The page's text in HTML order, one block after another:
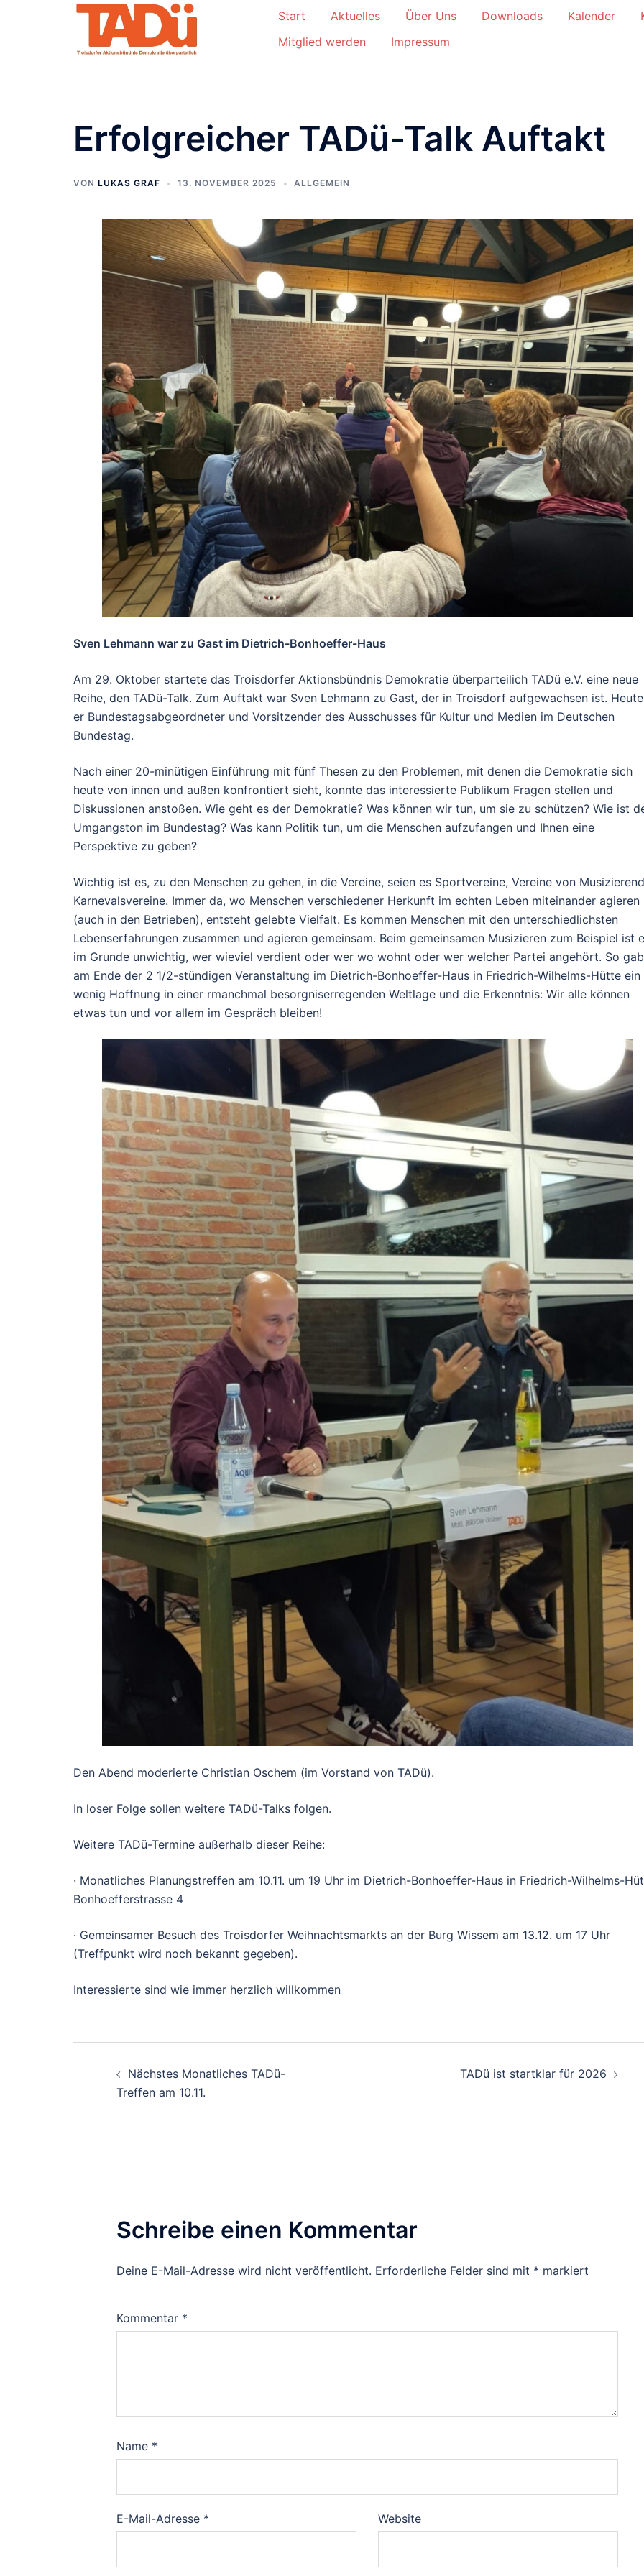
Start Aktuelles Über Uns Downloads Kalender
Mitglied werden
Impressum
Erfolgreicher TADü-Talk Auftakt
VON LUKAS GRAF 13. NOVEMBER 2025 ALLGEMEIN
Sven Lehmann war zu Gast im Dietrich-Bonhoeffer-Haus
Am 29. Oktober startete das Troisdorfer Aktionsbündnis Demokratie überparteilich TADü e.V. eine neue
Reihe, den TADü-Talk. Zum Auftakt war Sven Lehmann zu Gast, der in Troisdorf aufgewachsen ist.
er Bundestagsabgeordneter und Vorsitzender des Ausschusses für Kultur und Medien im Deutschen
Bundestag.
Nach einer 20-minütigen Einführung mit fünf Thesen zu den Problemen, mit denen die Demokratie sich
heute von innen und außen konfrontiert sieht, konnte das interessierte Publikum Fragen stellen und
Diskussionen anstoßen. Wie geht es der Demokratie? Was können wir tun, um sie zu schützen? Wie ist
Umgangston im Bundestag? Was kann Politik tun, um die Menschen aufzufangen und Ihnen eine
Perspektive zu geben?
Wichtig ist es, zu den Menschen zu gehen, in die Vereine, seien es Sportvereine, Vereine von
Karnevalsvereine. Immer da, wo Menschen verschiedener Herkunft im echten Leben miteinander agieren
(auch in den Betrieben), entsteht gelebte Vielfalt. Es kommen Menschen mit den unterschiedlichsten
Lebenserfahrungen zusammen und agieren gemeinsam. Beim gemeinsamen Musizieren zum Beispiel ist
im Grunde unwichtig, wer wieviel verdient oder wer wo wohnt oder wer welcher Partei angehört. So
am Ende der 2 1/2-stündigen Veranstaltung im Dietrich-Bonhoeffer-Haus in Friedrich-Wilhelms-Hütte ein
wenig Hoffnung in einer rmanchmal besorgniserregenden Weltlage und die Erkenntnis: Wir alle können
etwas tun und vor allem im Gespräch bleiben!
Den Abend moderierte Christian Oschem (im Vorstand von TADü).
In loser Folge sollen weitere TADü-Talks folgen.
Weitere TADü-Termine außerhalb dieser Reihe:
· Monatliches Planungstreffen am 10.11. um 19 Uhr im Dietrich-Bonhoeffer-Haus in Friedrich-Wilhelms-
Bonhoefferstrasse 4
· Gemeinsamer Besuch des Troisdorfer Weihnachtsmarkts an der Burg Wissem am 13.12. um 17 Uhr
(Treffpunkt wird noch bekannt gegeben).
Interessierte sind wie immer herzlich willkommen
Nächstes Monatliches TADü-
Treffen am 10.11.
TADü ist startklar für 2026
Schreibe einen Kommentar
Deine E-Mail-Adresse wird nicht veröffentlicht. Erforderliche Felder sind mit * markiert
Kommentar *
Name *
E-Mail-Adresse * Website